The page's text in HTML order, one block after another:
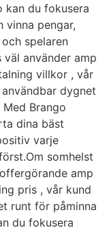
kan du fokusera
vinna pengar,
spelaren
använder amp
villkor , vår
dygnet
Brango
dina bäst
varje
somhelst
amp
pris , vår kund
runt för påminna
du fokusera